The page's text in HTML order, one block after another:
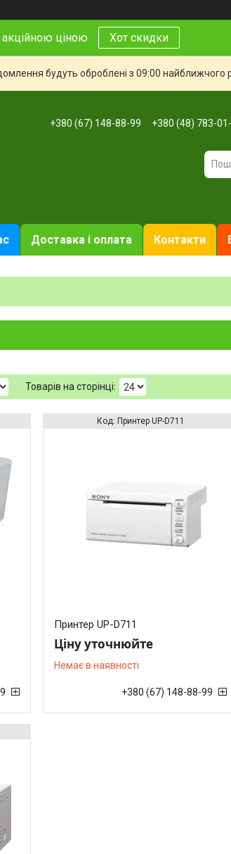
акційною ціною Хот скидки
будуть оброблені з 09:00 найближчого
+380 (67) 148-88-99 +380 (48) 783-
Доставка і оплата Контакти
Принтер UP-D711
Принтер UP-D711
Ціну уточнюйте
Немає в наявності
+380 (67) 148-88-99